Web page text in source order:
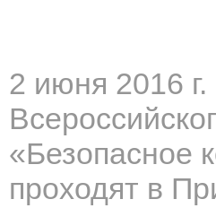
2 июня 2016
«Безопасное
проходят в